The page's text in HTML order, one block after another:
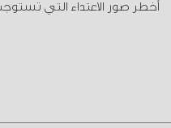
أخطر صور الاعتداء التي